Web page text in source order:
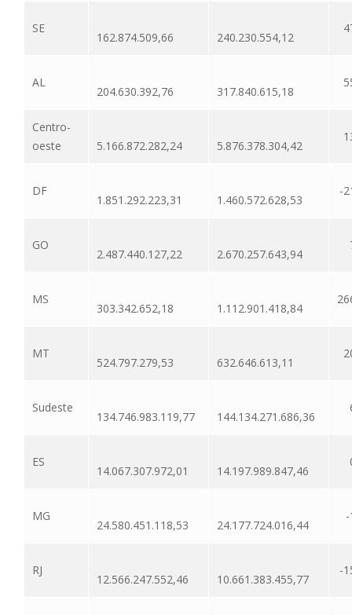
SE
162.874.509,66 240.230.554,12
AL
204.630.392,76 317.840.615,18
Centro-
oeste
5.166.872.282,24 5.876.378.304,42
DF
1.851.292.223,31 1.460.572.628,53
-
GO
2.487.440.127,22 2.670.257.643,94
MS
303.342.652,18 1.112.901.418,84
MT
524.797.279,53 632.646.613,11
Sudeste
134.746.983.119,77 144.134.271.686,36
ES
14.067.307.972,01 14.197.989.847,46
MG
24.580.451.118,53 24.177.724.016,44
RJ
12.566.247.552,46 10.661.383.455,77
-